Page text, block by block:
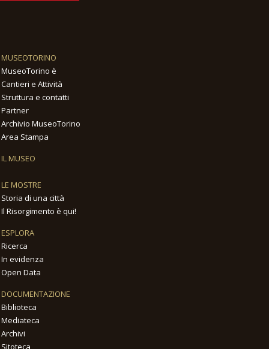
MUSEOTORINO
MuseoTorino è
Cantieri e Attività
Struttura e contatti
Partner
Archivio MuseoTorino
Area Stampa
IL MUSEO
LE MOSTRE
Storia di una città
Il Risorgimento è qui!
ESPLORA
Ricerca
In evidenza
Open Data
DOCUMENTAZIONE
Biblioteca
Mediateca
Archivi
Sitoteca